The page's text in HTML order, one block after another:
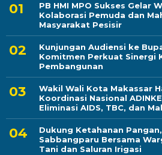
PB HMI MPO Sukses Gelar
Kolaborasi Pemuda dan
Masyarakat Pesisir
Kunjungan Audiensi ke
Komitmen Perkuat Sinergi
Pembangunan
Wakil Wali Kota Makassar
Koordinasi Nasional
Eliminasi AIDS, TBC, dan
Dukung Ketahanan
Sabbangparu Bersama
Tani dan Saluran Irigasi